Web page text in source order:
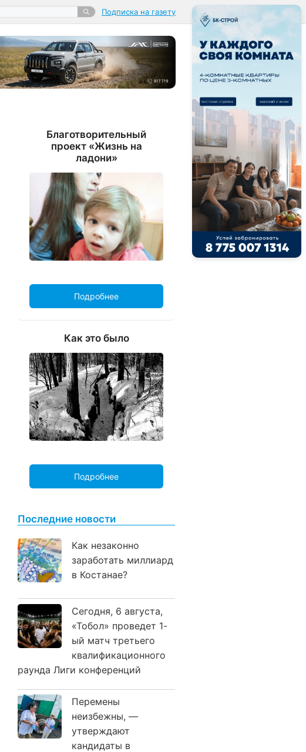
Подписка на газету
Благотворительный
проект «Жизнь на
ладони»
Подробнее
Как это было
Подробнее
Последние новости
Как незаконно
заработать миллиард
в Костанае?
Сегодня, 6 августа,
«Тобол» проведет 1-
ый матч третьего
квалификационного
раунда Лиги конференций
Перемены
неизбежны, —
утверждают
кандидаты в